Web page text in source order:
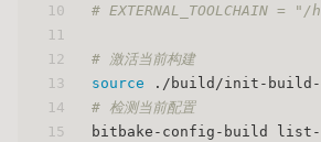
10
11
12
13
14
15
# EXTERNAL_TOOLCHAIN
# 激活当前构建
source ./build/init-build-
# 检测当前配置
bitbake-config-build list-